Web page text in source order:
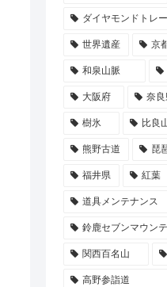
ダイヤモンドトレ
世界遺産 京
和泉山脈
大阪府 奈良
樹氷 比良
熊野古道 琵
福井県 紅葉
道具メンテナンス
鈴鹿セブンマウン
関西百名山
高野参詣道